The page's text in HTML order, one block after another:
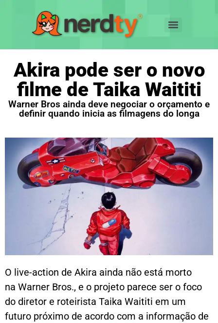
Akira pode ser o novo
filme de Taika Waititi
Warner Bros ainda deve negociar o orçamento e
definir quando inicia as filmagens do longa
O live-action de Akira ainda não está morto
na Warner Bros., e o projeto parece ser o foco
do diretor e roteirista Taika Waititi em um
futuro próximo de acordo com a informação de